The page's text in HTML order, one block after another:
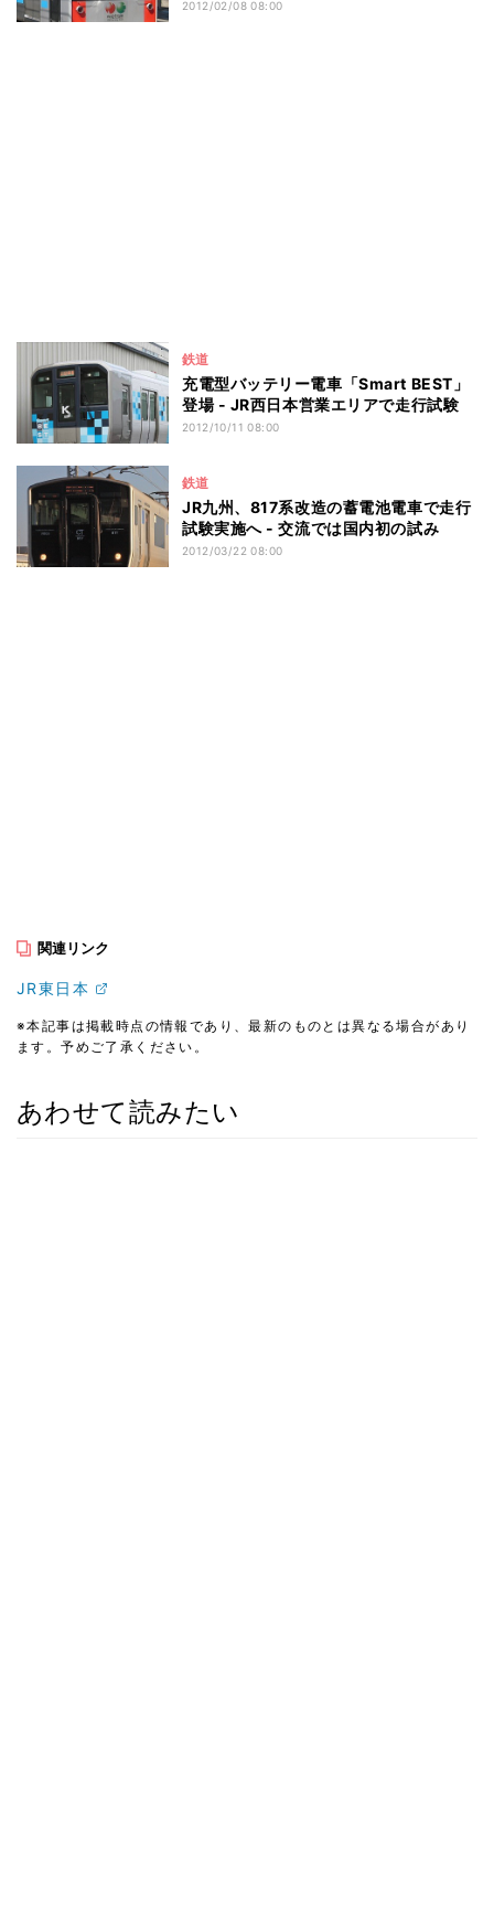
2012/02/08 08:00
鉄道
充電型バッテリー電車「Smart BEST」
登場 - JR西日本営業エリアで走行試験
2012/10/11 08:00
鉄道
JR九州、817系改造の蓄電池電車で走行
試験実施へ - 交流では国内初の試み
2012/03/22 08:00
関連リンク
JR東日本
※本記事は掲載時点の情報であり、最新のものとは異なる場合があり
ます。予めご了承ください。
あわせて読みたい